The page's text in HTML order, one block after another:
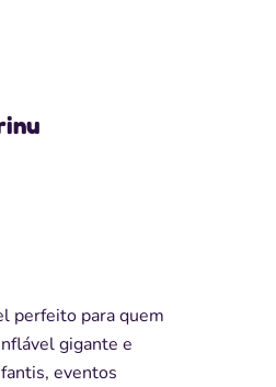
perfeito para quem
gigante e
eventos